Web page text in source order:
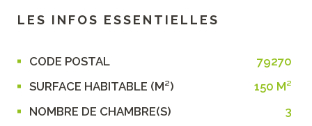
LES INFOS ESSENTIELLES
Caractérisque Valeurs
CODE POSTAL
79270
SURFACE HABITABLE (M²)
150 M²
NOMBRE DE CHAMBRE(S)
3